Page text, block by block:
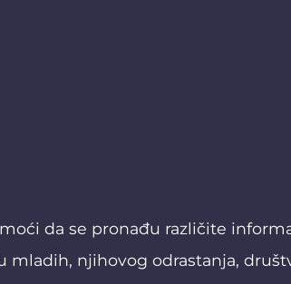
da se pronađu različite
mladih, njihovog odrastanja,